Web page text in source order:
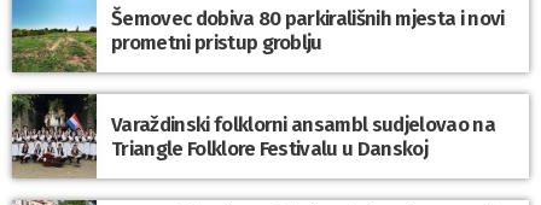
Šemovec dobiva 80 parkirališnih mjesta i novi
prometni pristup groblju
Varaždinski folklorni ansambl sudjelovao na
Triangle Folklore Festivalu u Danskoj